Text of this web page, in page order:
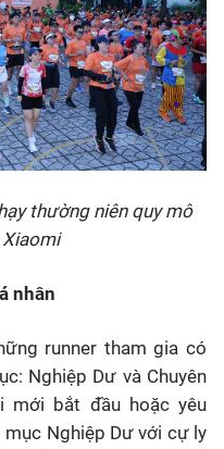
thường niên quy mô
nhân
runner tham gia có
Nghiệp Dư và Chuyên
mới bắt đầu hoặc yêu
mục Nghiệp Dư với cự ly